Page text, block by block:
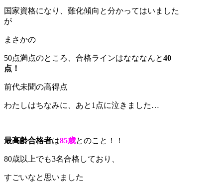
国家資格になり、難化傾向と分かってはいました
が
まさかの
50点満点のところ、合格ラインはなななんと40
点！
前代未聞の高得点
わたしはちなみに、あと1点に泣きました…
最高齢合格者は85歳とのこと！！
80歳以上でも3名合格しており、
すごいなと思いました